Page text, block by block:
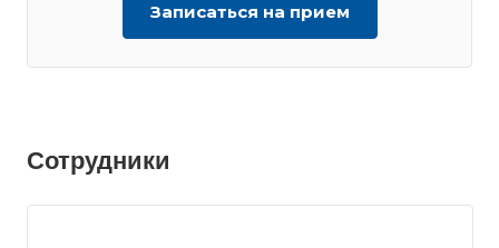
Записаться на прием
Сотрудники